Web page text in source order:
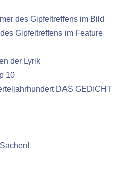
des Gipfeltreffens im Bild
Gipfeltreffens im Feature
der Lyrik
10
DAS GEDICHT